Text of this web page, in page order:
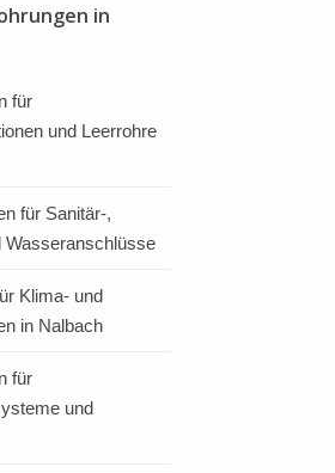
in
für
und Leerrohre
für Sanitär-,
Wasseranschlüsse
Klima- und
in Nalbach
für
und